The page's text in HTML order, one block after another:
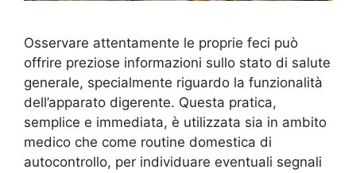
Osservare attentamente le proprie feci può
offrire preziose informazioni sullo stato di salute
generale, specialmente riguardo la funzionalità
dell’apparato digerente. Questa pratica,
semplice e immediata, è utilizzata sia in ambito
medico che come routine domestica di
autocontrollo, per individuare eventuali segnali